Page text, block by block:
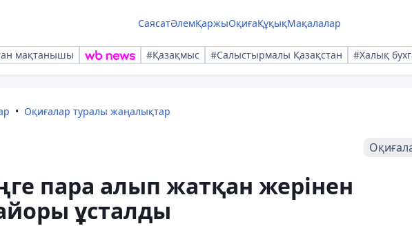
СаясатӘлемҚаржыОқиғаҚұқықМақалалар
мақтанышы #Қазақмыс #Салыстырмалы Қазақстан #Халық
Оқиғалар туралы жаңалықтар
пара алып жатқан жерінен
ұсталды